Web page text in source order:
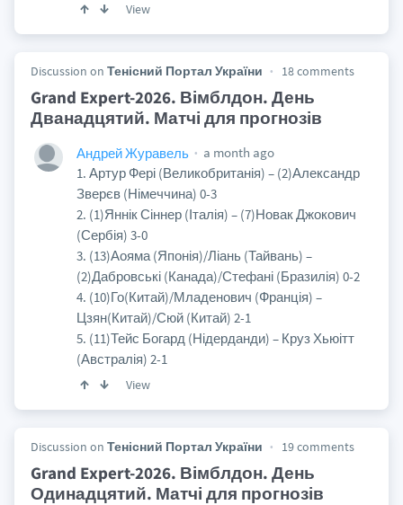
View
Discussion on Тенісний Портал України 18 comments
Grand Expert-2026. Вімблдон. День
Дванадцятий. Матчі для прогнозів
Андрей Журавель
a month ago
1. Артур Фері (Великобританія) – (2)Александр
Зверєв (Німеччина) 0-3
2. (1)Яннік Сіннер (Італія) – (7)Новак Джокович
(Сербія) 3-0
3. (13)Аояма (Японія)/Ліань (Тайвань) –
(2)Дабровські (Канада)/Стефані (Бразилія) 0-2
4. (10)Го(Китай)/Младенович (Франція) –
Цзян(Китай)/Сюй (Китай) 2-1
5. (11)Тейс Богард (Нідерданди) – Круз Хьюітт
(Австралія) 2-1
View
Discussion on Тенісний Портал України 19 comments
Grand Expert-2026. Вімблдон. День
Одинадцятий. Матчі для прогнозів